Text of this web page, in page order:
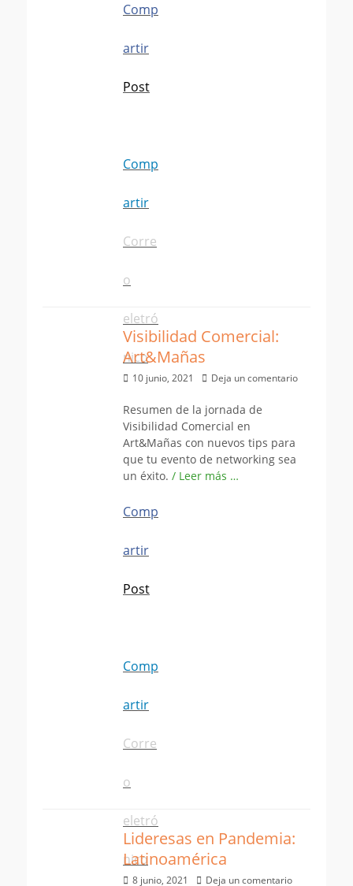
Comp
artir
Post
Comp
artir
Corre
o
eletró
nico
Visibilidad Comercial:
Art&Mañas
Publicado
10 junio, 2021 Deja un comentario
Resumen de la jornada de
Visibilidad Comercial en
Art&Mañas con nuevos tips para
que tu evento de networking sea
un éxito. / Leer más …
Comp
artir
Post
Comp
artir
Corre
o
eletró
nico
Lideresas en Pandemia:
Latinoamérica
Publicado
8 junio, 2021 Deja un comentario